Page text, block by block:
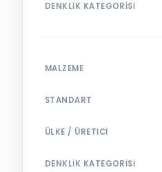
DENKLIK KATEGORISI
MALZEME
STANDART
ÜLKE / ÜRETICI
DENKLIK KATEGORISI